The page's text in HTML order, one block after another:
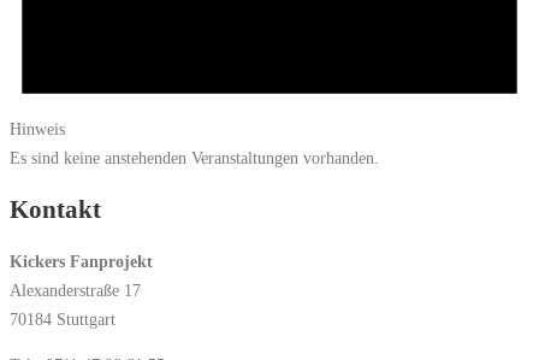
Hinweis
Es sind keine anstehenden Veranstaltungen vorhanden.
Kontakt
Kickers Fanprojekt
Alexanderstraße 17
70184 Stuttgart